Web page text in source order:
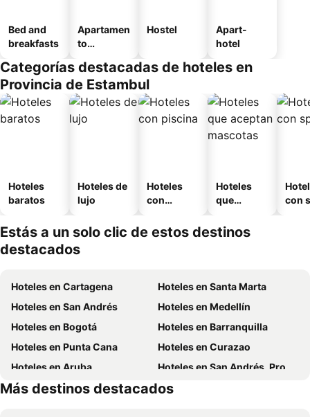
Bed and
breakfasts
Apartamen
to
o
Hostel
Apart-
hotel
Categorías destacadas de hoteles en
Provincia de Estambul
Hoteles
baratos
Hoteles de
lujo
Hoteles
con
Hoteles
que
mascotas
con
Estás a un solo clic de estos destinos
destacados
Hoteles en Cartagena
Hoteles en Santa Marta
Hoteles en San Andrés
Hoteles en Medellín
Hoteles en Bogotá
Hoteles en Barranquilla
Hoteles en Punta Cana
Hoteles en Curazao
Hoteles en Aruba
Hoteles en San Andrés, Providencia and Santa Catalina
Hoteles en Cundinamarca
Hoteles en República Dominicana
Más destinos destacados